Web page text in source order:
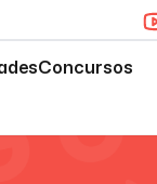
Concursos